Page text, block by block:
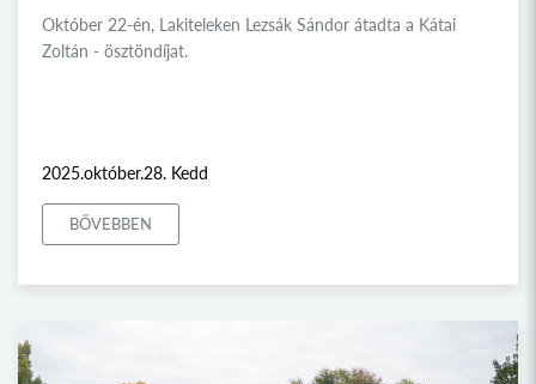
Október 22-én, Lakiteleken Lezsák Sándor átadta a Kátai
Zoltán - ösztöndíjat.
2025.október.28. Kedd
BŐVEBBEN